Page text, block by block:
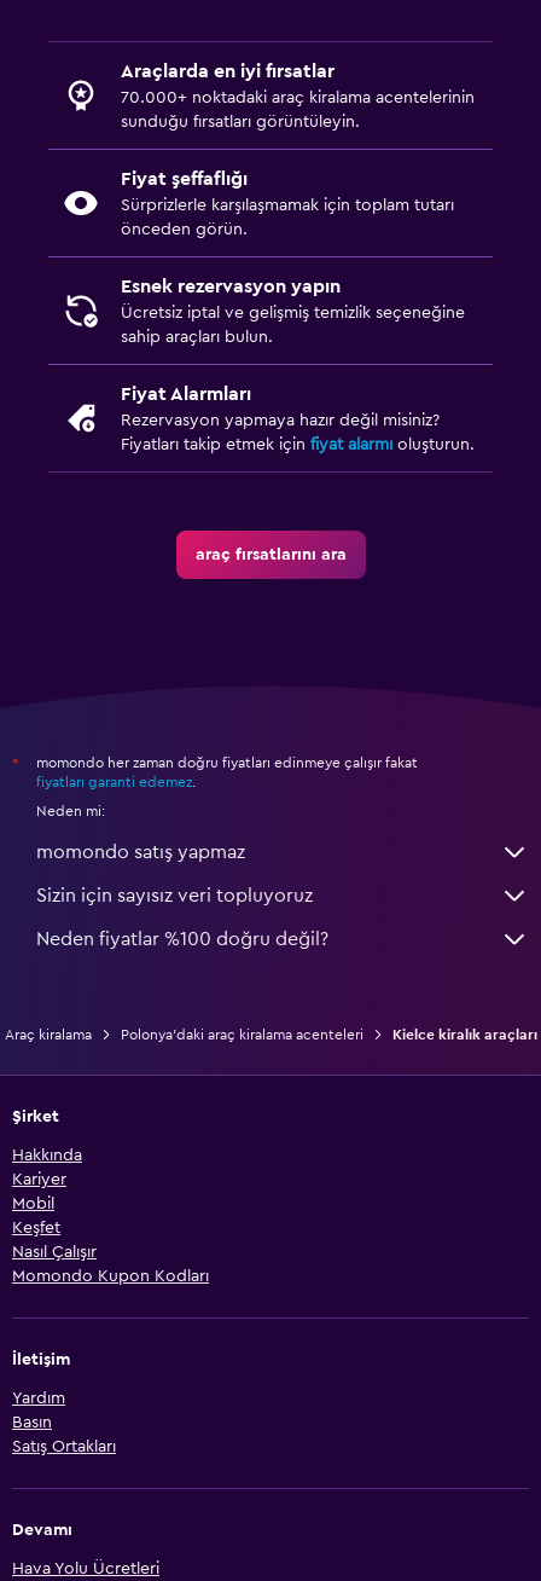
Araçlarda en iyi fırsatlar
70.000+ noktadaki araç kiralama acentelerinin
sunduğu fırsatları görüntüleyin.
Fiyat şeffaflığı
Sürprizlerle karşılaşmamak için toplam tutarı
önceden görün.
Esnek rezervasyon yapın
Ücretsiz iptal ve gelişmiş temizlik seçeneğine
sahip araçları bulun.
Fiyat Alarmları
Rezervasyon yapmaya hazır değil misiniz?
Fiyatları takip etmek için fiyat alarmı oluşturun.
araç fırsatlarını ara
*
momondo her zaman doğru fiyatları edinmeye çalışır fakat
fiyatları garanti edemez.
Neden mi:
momondo satış yapmaz
Sizin için sayısız veri topluyoruz
Neden fiyatlar %100 doğru değil?
Araç kiralama Polonya'daki araç kiralama acenteleri Kielce kiralık araçları
Şirket
Hakkında
Kariyer
Mobil
Keşfet
Nasıl Çalışır
Momondo Kupon Kodları
İletişim
Yardım
Basın
Satış Ortakları
Devamı
Hava Yolu Ücretleri